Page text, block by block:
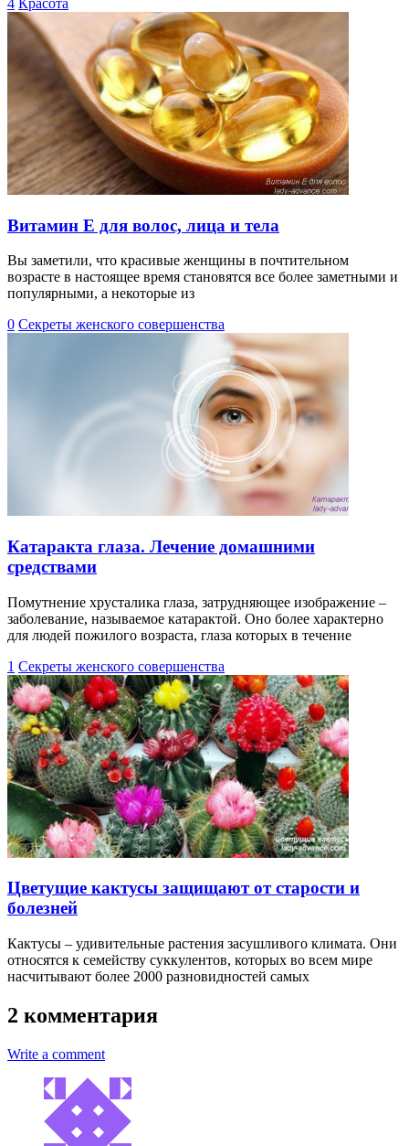
Витамин Е для волос, лица и тела
Вы заметили, что красивые женщины в почтительном
возрасте в настоящее время становятся все более заметными и
популярными, а некоторые из
0 Секреты женского совершенства
Катаракта глаза. Лечение домашними
средствами
Помутнение хрусталика глаза, затрудняющее изображение –
заболевание, называемое катарактой. Оно более характерно
для людей пожилого возраста, глаза которых в течение
1 Секреты женского совершенства
Цветущие кактусы защищают от старости и
болезней
Кактусы – удивительные растения засушливого климата. Они
относятся к семейству суккулентов, которых во всем мире
насчитывают более 2000 разновидностей самых
2 комментария
Write a comment